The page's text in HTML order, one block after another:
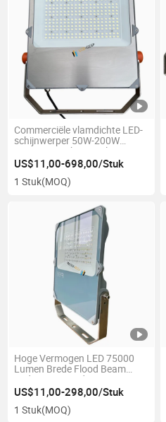
Commerciële vlamdichte LED-
schijnwerper 50W-200W
3000K IP66 Ik08 150lm/W
100-305VAC 18-32VDC met
Dali of DMX512 bediening voor
buitenfabriek en industriële
US$11,00-698,00/Stuk
1 Stuk(MOQ)
Hoge Vermogen LED 75000
Lumen Brede Flood Beam
90deg Verspreider Buiten
Floodlights met
Bewegingssensor Buiten
Geïntegreerde LED Floodlights
US$11,00-298,00/Stuk
1 Stuk(MOQ)